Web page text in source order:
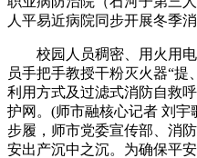
人平易近病院同步开展冬季消
校园人员稠密、用火用电
员手把手教授干粉灭火器“
利用方式及过滤式消防自救
护网。(师市融核心记者 刘宇
步履，师市党委宣传部、消
安出产沉中之沉。为确保平安